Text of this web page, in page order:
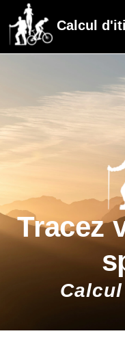
Calcul
Tracez